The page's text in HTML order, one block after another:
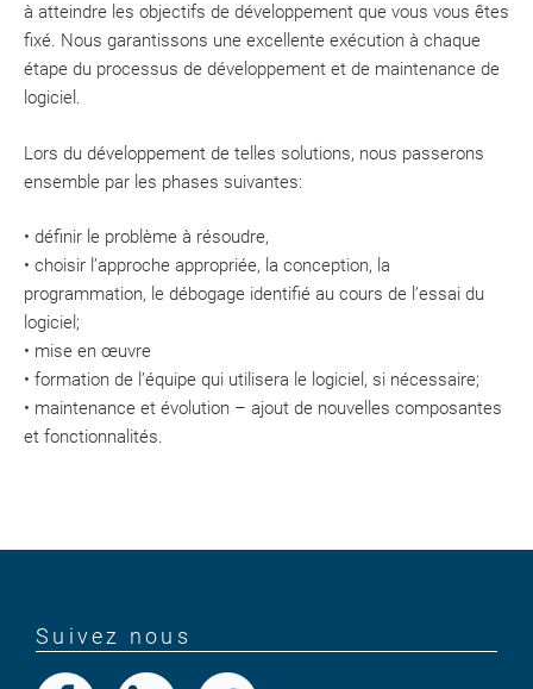
à atteindre les objectifs de développement que vous vous êtes
fixé. Nous garantissons une excellente exécution à chaque
étape du processus de développement et de maintenance de
logiciel.
Lors du développement de telles solutions, nous passerons
ensemble par les phases suivantes:
• définir le problème à résoudre,
• choisir l’approche appropriée, la conception, la
programmation, le débogage identifié au cours de l’essai du
logiciel;
• mise en œuvre
• formation de l’équipe qui utilisera le logiciel, si nécessaire;
• maintenance et évolution – ajout de nouvelles composantes
et fonctionnalités.
Suivez nous